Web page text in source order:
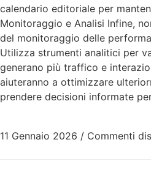
calendario editoriale per
Monitoraggio e Analisi Infine,
del monitoraggio delle
Utilizza strumenti analitici per
generano più traffico e
aiuteranno a ottimizzare
prendere decisioni informate
11 Gennaio 2026 / Commenti